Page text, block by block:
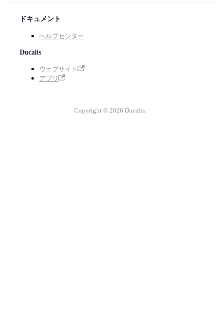
ドキュメント
ヘルプセンター
Ducalis
ウェブサイト
アプリ
Copyright © 2026 Ducalis.